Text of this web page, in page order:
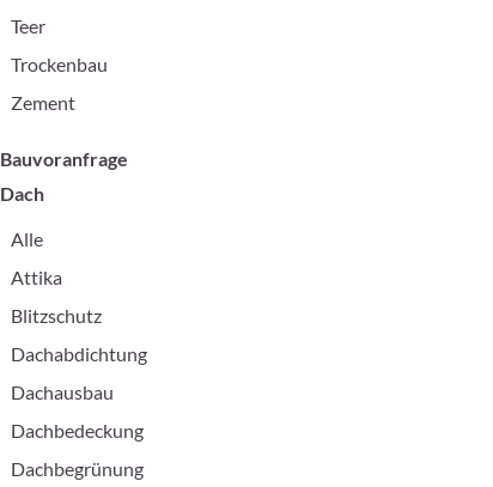
Teer
Trockenbau
Zement
Bauvoranfrage
Dach
Alle
Attika
Blitzschutz
Dachabdichtung
Dachausbau
Dachbedeckung
Dachbegrünung